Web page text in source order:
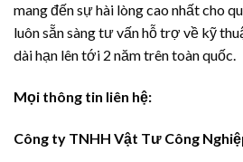
mang đến sự hài lòng cao nhất cho
luôn sẵn sàng tư vấn hỗ trợ về kỹ
dài hạn lên tới 2 năm trên toàn quốc.
Mọi thông tin liên hệ:
Công ty TNHH Vật Tư Công